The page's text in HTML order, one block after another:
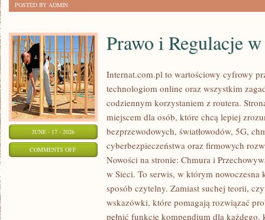
POSTED BY ADMIN
JUNE - 17 - 2026
COMMENTS OFFON
REGULACJE
Prawo i Regulacje
Internat.com.pl to wartościowy cyfrowy
technologiom online oraz wszystkim
codziennym korzystaniem z routera.
miejscem dla osób, które chcą lepiej
bezprzewodowych, światłowodów, 5G,
cyberbezpieczeństwa oraz firmowych
Nowości na stronie: Chmura i
w Sieci. To serwis, w którym nowoczesna
sposób czytelny. Zamiast suchej teorii,
wskazówki, które pomagają rozwiązać
pełnić funkcję kompendium dla